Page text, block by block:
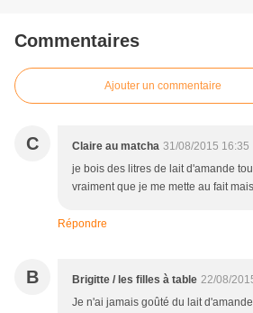
Commentaires
Ajouter un commentaire
C Claire au matcha 31/08/2015 16:35
je bois des litres de lait d'amande
vraiment que je me mette au fait
Répondre
B Brigitte / les filles à table 22/08/
Je n'ai jamais goûté du lait